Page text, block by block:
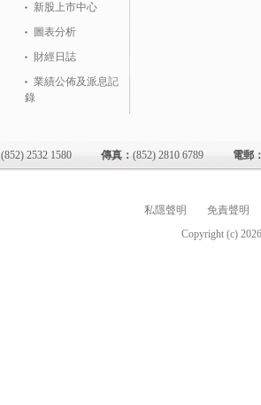
新股上市中心
圖表分析
財經日誌
業績公佈及派息記
錄
(852) 2532 1580 傳真： (852) 2810 6789 電郵
私隱聲明
免責聲明
Copyright (c)